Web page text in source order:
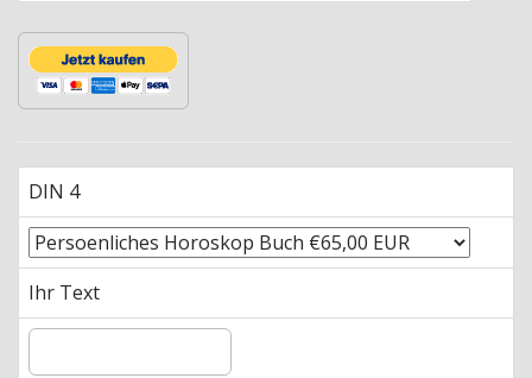
DIN 4
Ihr Text